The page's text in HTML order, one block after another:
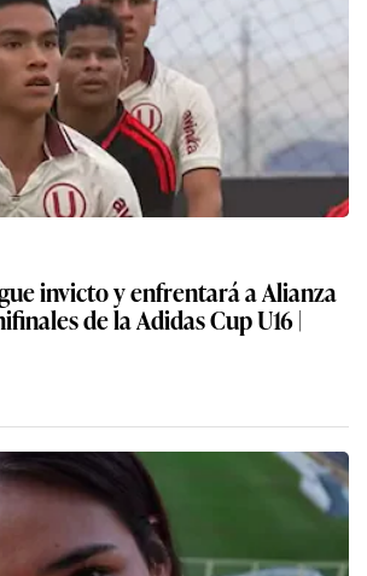
invicto y enfrentará a Alianza
de la Adidas Cup U16 |